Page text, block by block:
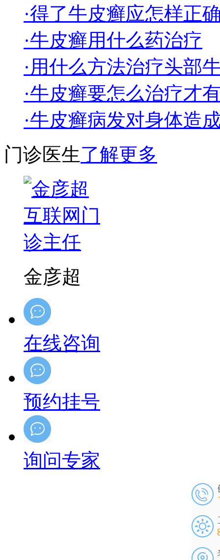
·得了牛皮癣应怎样正
·牛皮癣用什么药治疗
·用什么方法治疗头部
·牛皮癣要怎么治疗才
·牛皮癣病发对身体造
门诊医生了解更多
金彦超
在线咨询
预约挂号
询问专家